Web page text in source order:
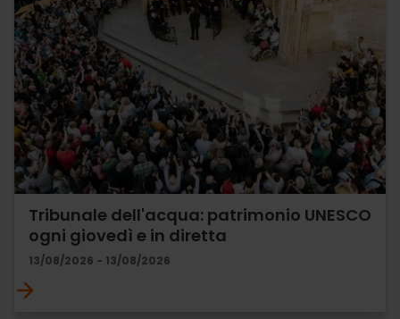
Tribunale dell'acqua: patrimonio UNESCO
ogni giovedì e in diretta
13/08/2026 - 13/08/2026